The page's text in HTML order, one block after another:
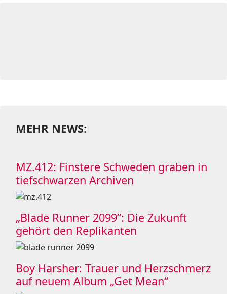
MEHR NEWS:
MZ.412: Finstere Schweden graben in
tiefschwarzen Archiven
„Blade Runner 2099“: Die Zukunft
gehört den Replikanten
Boy Harsher: Trauer und Herzschmerz
auf neuem Album „Get Mean“